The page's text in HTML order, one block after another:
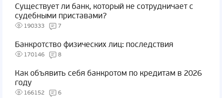
Существует ли банк, который не сотрудничает с
судебными приставами?
190333 7
Банкротство физических лиц: последствия
170146 8
Как объявить себя банкротом по кредитам в 2026
году
166152 6